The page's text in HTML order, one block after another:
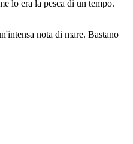
lo era la pesca di un tempo.
nota di mare. Bastano